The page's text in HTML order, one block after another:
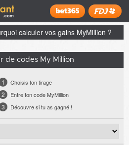
Installer
calculer vos gains MyMillion ?
de codes My Million
1 Choisis ton tirage
2 Entre ton code MyMillion
3 Découvre si tu as gagné !